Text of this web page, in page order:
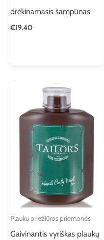
drėkinamasis šampūnas
€19.40
Plaukų priežiūros priemonės
Gaivinantis vyriškas plaukų